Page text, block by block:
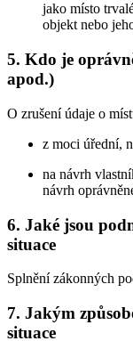
jako místo
objekt nebo
5. Kdo je
apod.)
O zrušení údaje o
z moci úřední,
na návrh
návrh
6. Jaké jsou
situace
Splnění zákonných
7. Jakým
situace